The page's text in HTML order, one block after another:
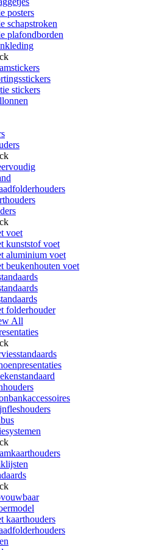
posters
schapstroken
plafondborden
stickers
voet
kunststof voet
aluminium voet
beukenhouten voet
folderhouder
All
kaarthouders